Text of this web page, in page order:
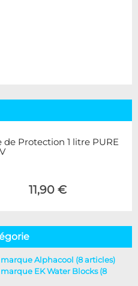
de Protection 1 litre PURE
11,90 €
Alphacool (8 articles)
EK Water Blocks (8